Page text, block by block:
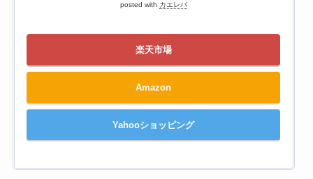
posted with カエレバ
楽天市場
Amazon
Yahooショッピング